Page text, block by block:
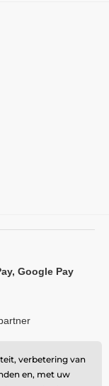
Google Pay
Republic
verbetering van
en, met uw